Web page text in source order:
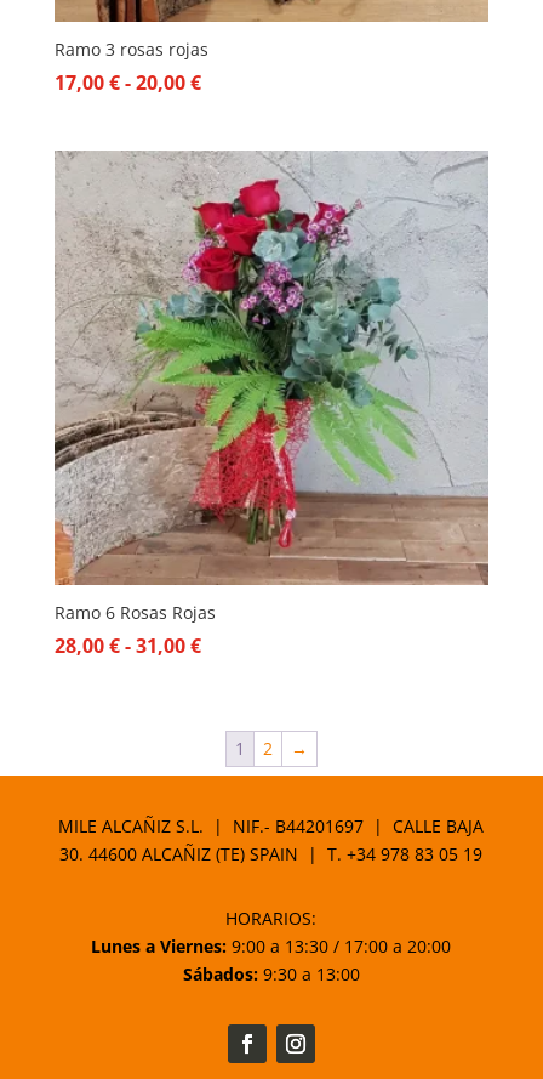
Ramo 3 rosas rojas
17,00€-20,00€Rango
precios:
desde
17,00 €
hasta
20,00 €
Ramo 6 Rosas Rojas
28,00€-31,00€Rango
desde
28,00 €
31,00 €
1 2 →
MILE ALCAÑIZ S.L. | NIF.- B44201697 | CALLE BAJA
30. 44600 ALCAÑIZ (TE) SPAIN | T.+34 978 83 05 19
HORARIOS:
Lunes a Viernes: 9:00 a 13:30 / 17:00 a 20:00
Sábados:9:30 a 13:00